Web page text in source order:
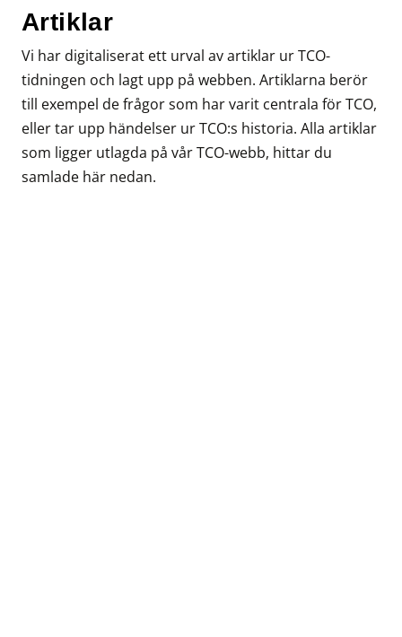
Artiklar
Vi har digitaliserat ett urval av artiklar ur TCO-
tidningen och lagt upp på webben. Artiklarna berör
till exempel de frågor som har varit centrala för TCO,
eller tar upp händelser ur TCO:s historia. Alla artiklar
som ligger utlagda på vår TCO-webb, hittar du
samlade här nedan.